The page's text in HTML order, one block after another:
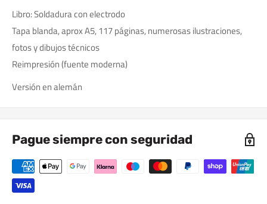
Libro: Soldadura con electrodo
Tapa blanda, aprox A5, 117 páginas, numerosas ilustraciones,
fotos y dibujos técnicos
Reimpresión (fuente moderna)
Versión en alemán
Pague siempre con seguridad